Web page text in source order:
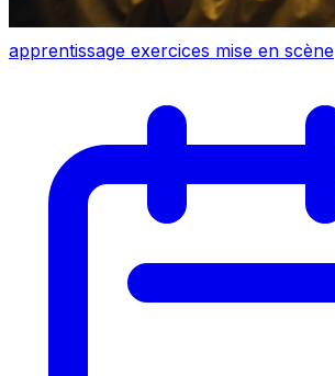
apprentissage exercices mise en scène